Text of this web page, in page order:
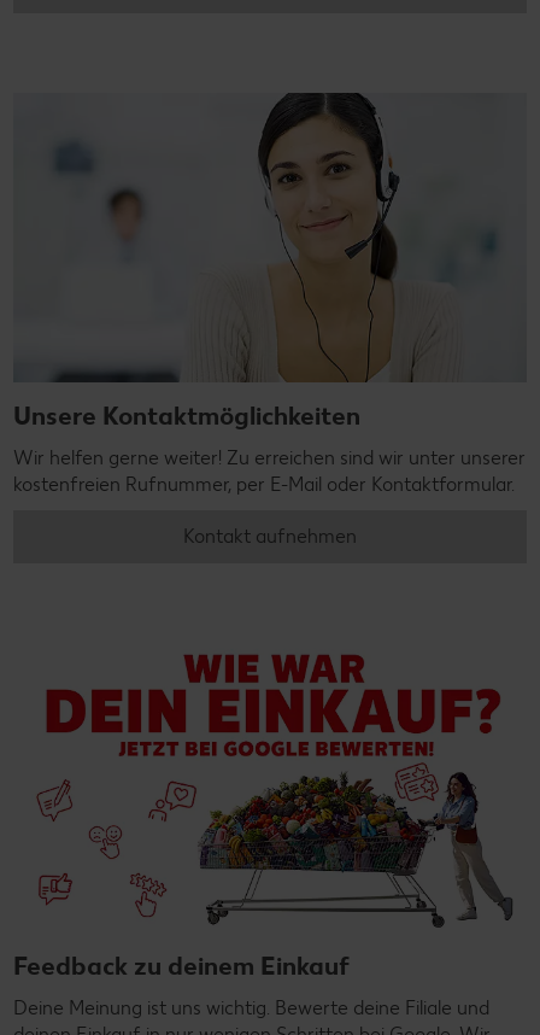
Unsere Kontaktmöglichkeiten
Wir helfen gerne weiter! Zu erreichen sind wir unter unserer
kostenfreien Rufnummer, per E-Mail oder Kontaktformular.
Kontakt aufnehmen
Feedback zu deinem Einkauf
Deine Meinung ist uns wichtig. Bewerte deine Filiale und